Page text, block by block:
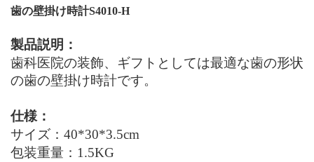
歯の壁掛け時計S4010-H
製品説明：
歯科医院の装飾、ギフトとしては最適な歯の形状
の歯の壁掛け時計です。
仕様：
サイズ：40*30*3.5cm
包装重量：1.5KG